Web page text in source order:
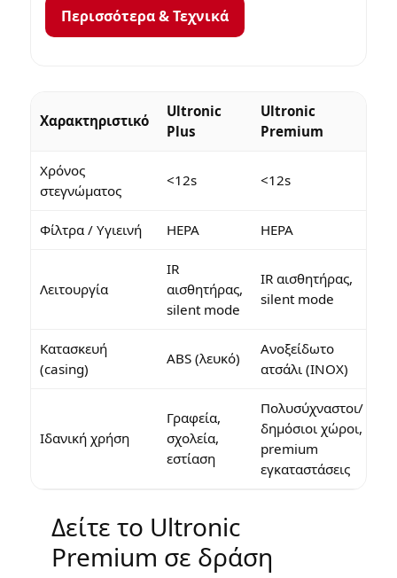
Περισσότερα & Τεχνικά
Χαρακτηριστικό
Ultronic
Plus
Ultronic
Premium
Χρόνος
στεγνώματος
<12s <12s
Φίλτρα / Υγιεινή HEPA HEPA
Λειτουργία
IR
αισθητήρας,
silent mode
IR αισθητήρας,
silent mode
Κατασκευή
(casing)
ABS (λευκό)
Ανοξείδωτο
ατσάλι (INOX)
Ιδανική χρήση
Γραφεία,
σχολεία,
εστίαση
Πολυσύχναστοι/
δημόσιοι χώροι,
premium
εγκαταστάσεις
Δείτε το Ultronic
Premium σε δράση